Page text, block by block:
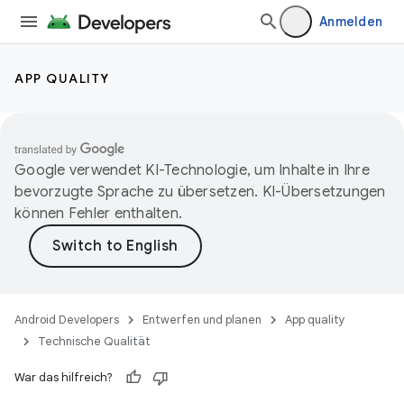
Anmelden
APP QUALITY
Google verwendet KI-Technologie, um Inhalte in Ihre
bevorzugte Sprache zu übersetzen. KI-Übersetzungen
können Fehler enthalten.
Android Developers Entwerfen und planen
App quality
Technische Qualität
War das hilfreich?